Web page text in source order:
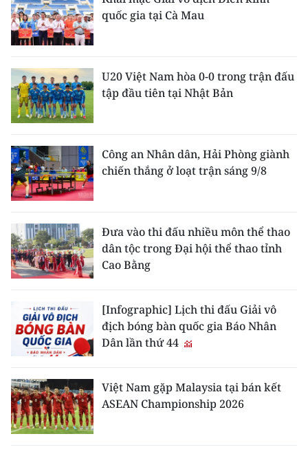
quốc gia tại Cà Mau
U20 Việt Nam hòa 0-0 trong trận đấu
tập đầu tiên tại Nhật Bản
Công an Nhân dân, Hải Phòng giành
chiến thắng ở loạt trận sáng 9/8
Đưa vào thi đấu nhiều môn thể thao
dân tộc trong Đại hội thể thao tỉnh
Cao Bằng
[Infographic] Lịch thi đấu Giải vô
địch bóng bàn quốc gia Báo Nhân
Dân lần thứ 44
Việt Nam gặp Malaysia tại bán kết
ASEAN Championship 2026